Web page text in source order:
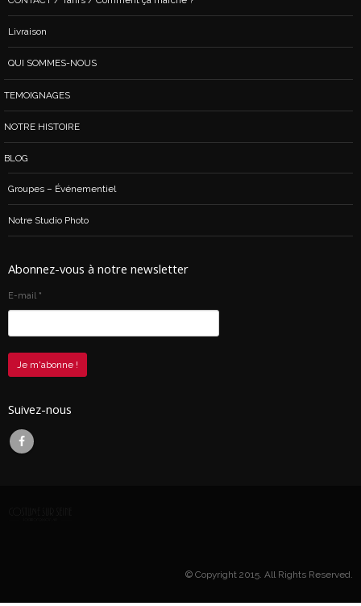
Livraison
QUI SOMMES-NOUS
TEMOIGNAGES
NOTRE HISTOIRE
BLOG
Groupes – Événementiel
Notre Studio Photo
Abonnez-vous à notre newsletter
E-mail *
Suivez-nous
© Copyright 2015. All Rights Reserved.